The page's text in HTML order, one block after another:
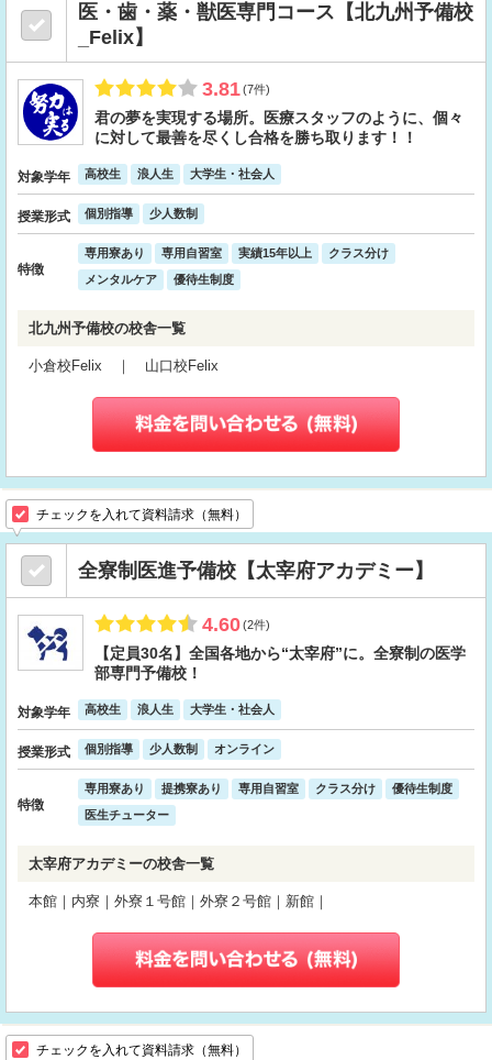
医・歯・薬・獣医専門コース【北九州予備校
_Felix】
3.81(7件)
君の夢を実現する場所。医療スタッフのように、個々
に対して最善を尽くし合格を勝ち取ります！！
対象学年 高校生 浪人生 大学生・社会人
授業形式 個別指導 少人数制
特徴
専用寮あり 専用自習室 実績15年以上
クラス分け
メンタルケア
優待生制度
北九州予備校の校舎一覧
小倉校Felix ｜ 山口校Felix
チェックを入れて資料請求（無料）
全寮制医進予備校【太宰府アカデミー】
4.60(2件)
【定員30名】全国各地から“太宰府”に。全寮制の医学
部専門予備校！
対象学年 高校生 浪人生 大学生・社会人
授業形式 個別指導 少人数制 オンライン
特徴
専用寮あり 提携寮あり 専用自習室 クラス分け
優待生制度
医生チューター
太宰府アカデミーの校舎一覧
本館｜内寮｜外寮１号館｜外寮２号館｜新館｜
チェックを入れて資料請求（無料）